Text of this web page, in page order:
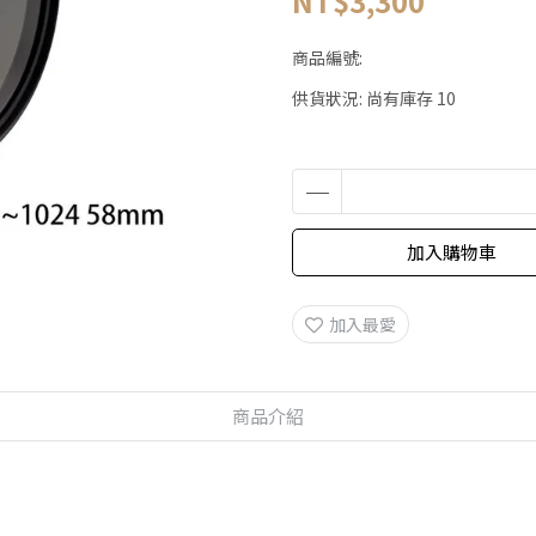
商品編號:
供貨狀況: 尚有庫存 10
加入購物車
加入最愛
商品介紹